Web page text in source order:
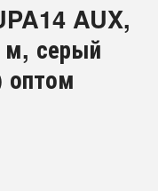
AUX,
серый